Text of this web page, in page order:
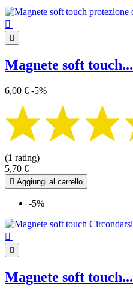
 |

Magnete soft touch...
6,00 € -5%
(1 rating)
5,70 €
 Aggiungi al carrello
-5%
 |

Magnete soft touch...